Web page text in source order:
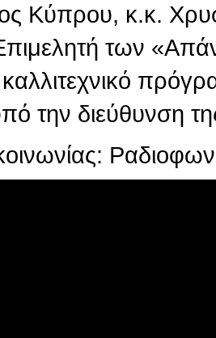
Κύπρου, κ.κ.
των
την διεύθυνση